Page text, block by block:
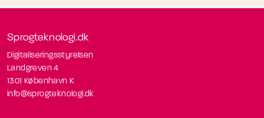
Sprogteknologi.dk
Digitaliseringsstyrelsen
Landgreven 4
1301 København K
info@sprogteknologi.dk